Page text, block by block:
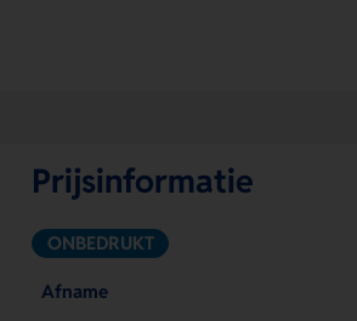
Prijsinformatie
ONBEDRUKT
Afname